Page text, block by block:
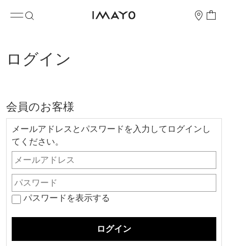
ログイン
会員のお客様
メールアドレスとパスワードを入力してログインし
てください。
パスワードを表示する